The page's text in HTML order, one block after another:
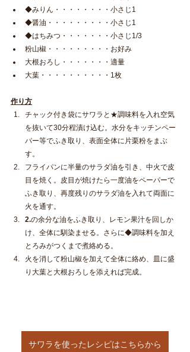
◆みりん・・・・・・・・小さじ1
◆醤油・・・・・・・・・小さじ1
◆はちみつ・・・・・・・小さじ1/3
粉山椒・・・・・・・・・お好み
大根おろし・・・・・・・適量
大葉・・・・・・・・・・1枚
作り方
チャック付き袋にサワラと★調味料を入れ空気
を抜いて30分程漬け込む。水分をキッチンペー
パー等でふき取り、表面全体に片栗粉をまぶ
す。
フライパンに半量のサラダ油を引き、中火で皮
目を焼く。皮目が焼けたら一度油をペーパーで
ふき取り、再度残りのサラダ油を入れて両面に
火を通す。
2.の余分な油をふき取り、レモン果汁を回しか
け、全体に馴染ませる。さらに◆調味料を加え
とろみがつくまで煮絡める。
火を消して粉山椒を加えて全体に絡め、皿に盛
り大葉と大根おろしを添えれば完成。
サワラを使ったレシピはこちらから